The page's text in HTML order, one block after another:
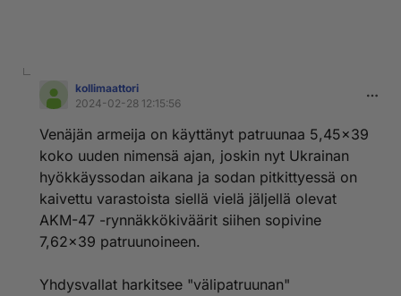
kollimaattori
2024-02-28 12:15:56
Venäjän armeija on käyttänyt patruunaa 5,45x39
koko uuden nimensä ajan, joskin nyt Ukrainan
hyökkäyssodan aikana ja sodan pitkittyessä on
kaivettu varastoista siellä vielä jäljellä olevat
AKM-47 -rynnäkkökiväärit siihen sopivine
7,62x39 patruunoineen.
Yhdysvallat harkitsee "välipatruunan"